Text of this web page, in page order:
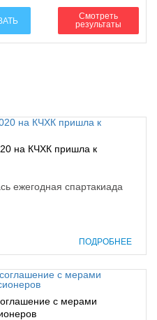
Смотреть
результаты
на КЧХК пришла к
ежегодная спартакиада
ПОДРОБНЕЕ
с мерами